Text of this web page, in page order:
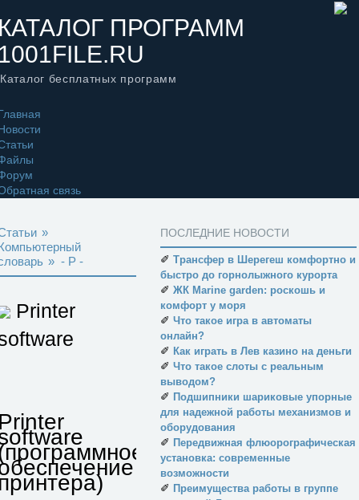
ПРОГРАММ
Каталог бесплатных программ
связь
»
» - P -
Printer
ПОСЛЕДНИЕ НОВОСТИ
✐ Трансфер в Шерегеш комфортно и
быстро до горнолыжного курорта
✐ ЖК Marine garden: роскошь и
комфорт у моря
✐ Что такое игра в автоматы
онлайн?
✐ Как играть в Лев казино на деньги
✐ Что такое слоты с реальным
выводом?
✐ Подшипники шариковые упорные
для надежной работы механизмов и
оборудования
✐ Передвижная флюорографическая
установка: современные
возможности
✐ Преимущества работы в группе